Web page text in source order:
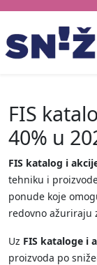
FIS
40% u
FIS katalog i
tehniku i
ponude koje
redovno ažuriraju
Uz FIS kataloge i
proizvoda po